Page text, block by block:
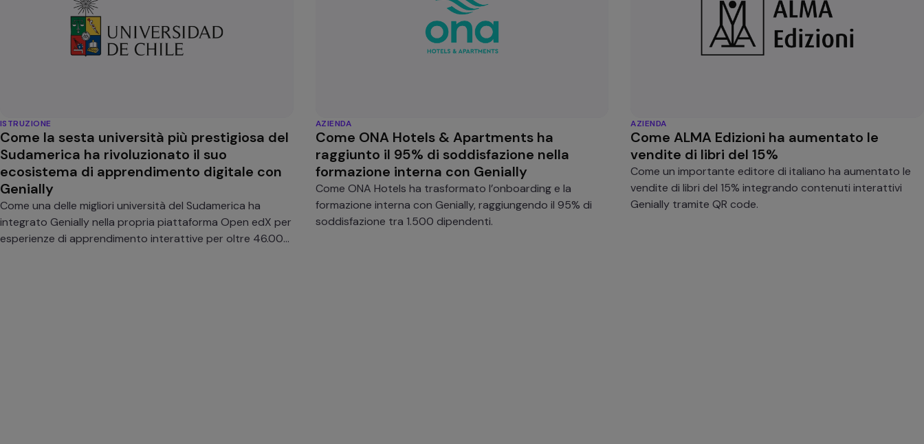
ISTRUZIONE
Come la sesta università più prestigiosa del
Sudamerica ha rivoluzionato il suo
ecosistema di apprendimento digitale con
Genially
Come una delle migliori università del Sudamerica ha
integrato Genially nella propria piattaforma Open edX per
esperienze di apprendimento interattive per oltre 46.000
AZIENDA
Come ONA Hotels & Apartments ha
raggiunto il 95% di soddisfazione nella
formazione interna con Genially
Come ONA Hotels ha trasformato l’onboarding e la
formazione interna con Genially, raggiungendo il 95% di
soddisfazione tra 1.500 dipendenti.
AZIENDA
Come ALMA Edizioni ha aumentato le
vendite di libri del 15%
Come un importante editore di italiano ha aumentato le
vendite di libri del 15% integrando contenuti interattivi
Genially tramite QR code.